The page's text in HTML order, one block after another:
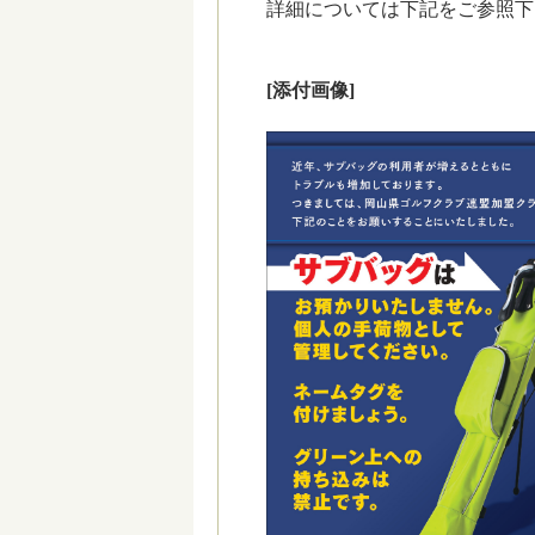
詳細については下記をご参照
[添付画像]